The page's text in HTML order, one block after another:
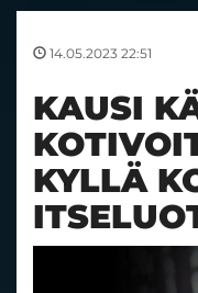
14.05.2023 22:51
KAUSI
KYLLÄ